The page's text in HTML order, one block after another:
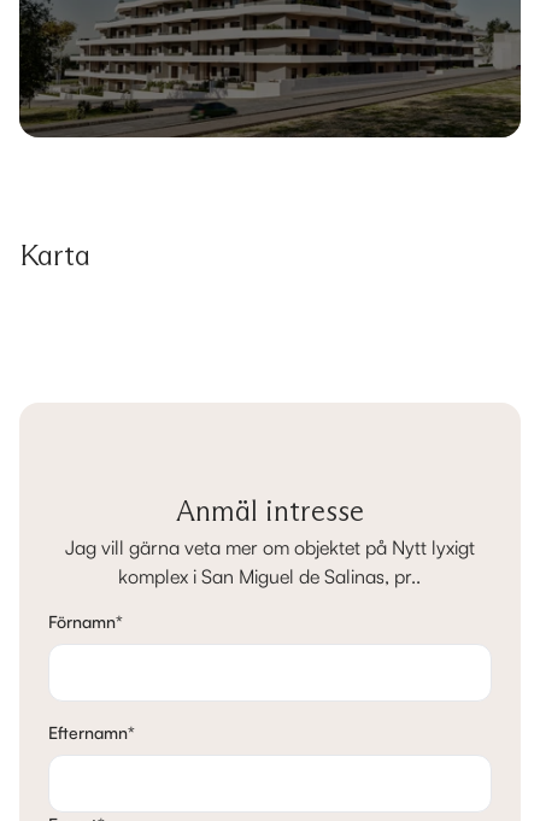
Karta
Anmäl intresse
Jag vill gärna veta mer om objektet på Nytt lyxigt
komplex i San Miguel de Salinas, pr..
Förnamn*
Efternamn*